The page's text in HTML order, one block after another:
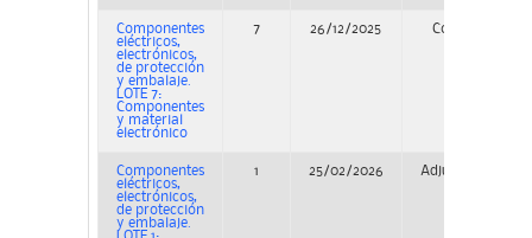
Componentes
eléctricos,
electrónicos,
de protección
y embalaje.
LOTE 7:
Componentes
y material
electrónico
7 26/12/2025 Concurso
Componentes
eléctricos,
electrónicos,
de protección
y embalaje.
1 25/02/2026 Adjudicación